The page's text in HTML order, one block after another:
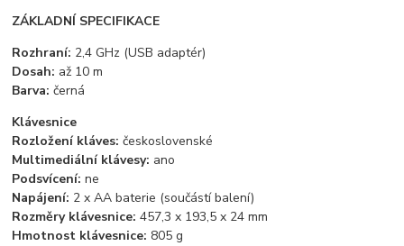
ZÁKLADNÍ SPECIFIKACE
Rozhraní: 2,4 GHz (USB adaptér)
Dosah: až 10 m
Barva: černá
Klávesnice
Rozložení kláves: československé
Multimediální klávesy: ano
Podsvícení: ne
Napájení: 2 x AA baterie (součástí balení)
Rozměry klávesnice: 457,3 x 193,5 x 24 mm
Hmotnost klávesnice: 805 g